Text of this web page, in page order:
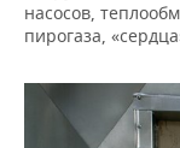
насосов,
пирогаза,